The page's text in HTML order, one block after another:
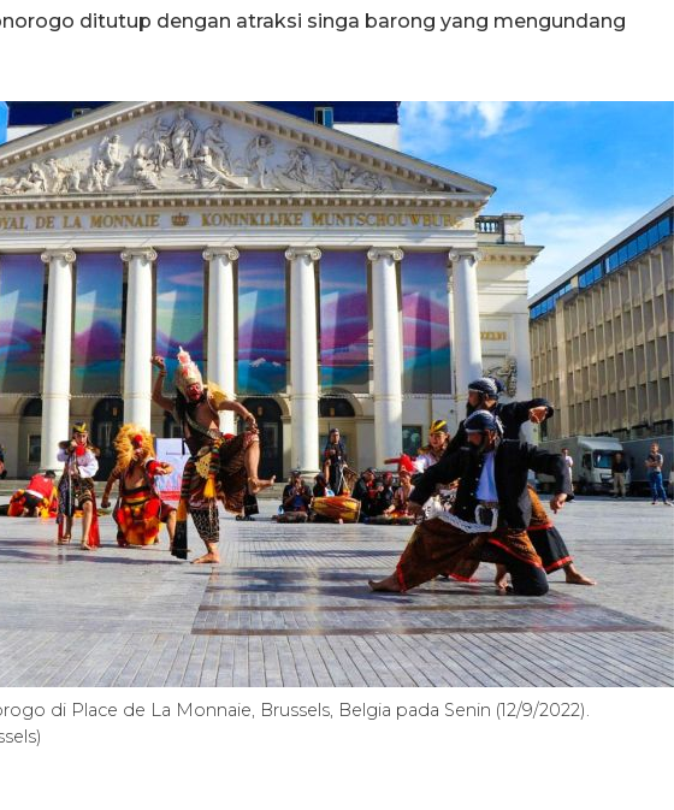
ditutup dengan atraksi singa barong yang mengundang
di Place de La Monnaie, Brussels, Belgia pada Senin (12/9/2022).